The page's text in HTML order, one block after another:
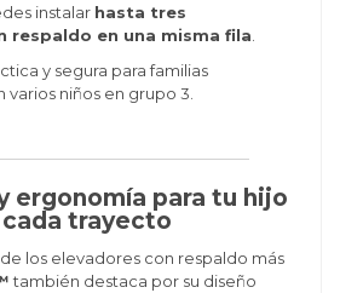
instalar hasta tres
respaldo en una misma fila
y segura para familias
varios niños en grupo 3.
ergonomía para tu hijo
cada trayecto
los elevadores con respaldo más
también destaca por su diseño